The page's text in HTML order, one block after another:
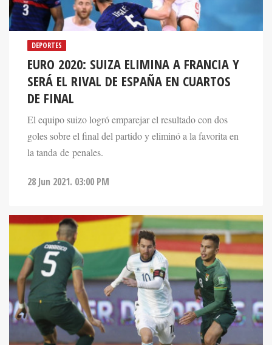
DEPORTES
EURO 2020: SUIZA ELIMINA A FRANCIA Y
SERÁ EL RIVAL DE ESPAÑA EN CUARTOS
DE FINAL
El equipo suizo logró emparejar el resultado con dos
goles sobre el final del partido y eliminó a la favorita en
la tanda de penales.
28 Jun 2021. 03:00 PM